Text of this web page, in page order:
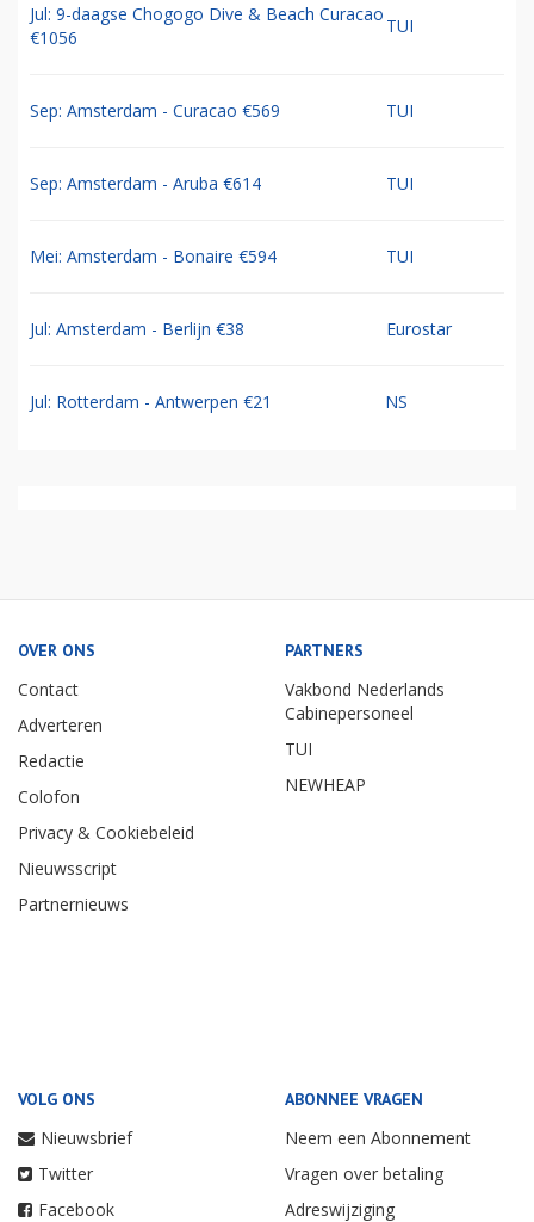
Jul: 9-daagse Chogogo Dive & Beach Curacao
€1056
TUI
Sep: Amsterdam - Curacao €569 TUI
Sep: Amsterdam - Aruba €614 TUI
Mei: Amsterdam - Bonaire €594 TUI
Jul: Amsterdam - Berlijn €38 Eurostar
Jul: Rotterdam - Antwerpen €21 NS
OVER ONS
Contact
Adverteren
Redactie
Colofon
Privacy & Cookiebeleid
Nieuwsscript
Partnernieuws
PARTNERS
Vakbond Nederlands
Cabinepersoneel
TUI
NEWHEAP
VOLG ONS
Nieuwsbrief
Twitter
Facebook
ABONNEE VRAGEN
Neem een Abonnement
Vragen over betaling
Adreswijziging